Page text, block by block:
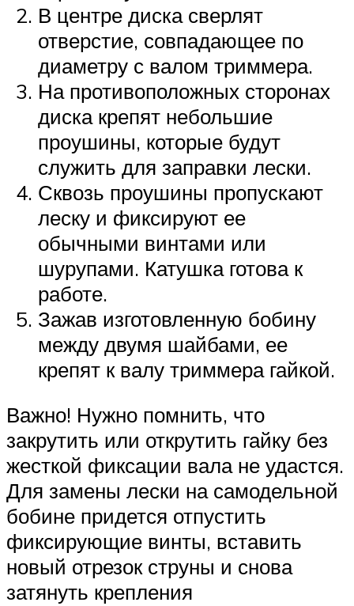
В центре диска сверлят
отверстие, совпадающее по
диаметру с валом триммера.
На противоположных сторонах
диска крепят небольшие
проушины, которые будут
служить для заправки лески.
Сквозь проушины пропускают
леску и фиксируют ее
обычными винтами или
шурупами. Катушка готова к
работе.
Зажав изготовленную бобину
между двумя шайбами, ее
крепят к валу триммера гайкой.
Важно! Нужно помнить, что
закрутить или открутить гайку без
жесткой фиксации вала не удастся.
Для замены лески на самодельной
бобине придется отпустить
фиксирующие винты, вставить
новый отрезок струны и снова
затянуть крепления